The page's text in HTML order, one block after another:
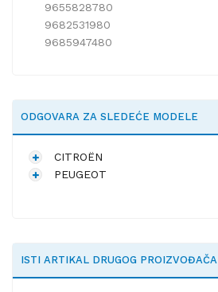
9655828780
9682531980
9685947480
ODGOVARA ZA SLEDEĆE MODELE
CITROËN
PEUGEOT
ISTI ARTIKAL DRUGOG PROIZVOĐAČA